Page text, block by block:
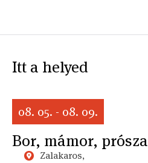
Itt a helyed
08. 05. - 08. 09.
Bor, mámor, prósza
Zalakaros,